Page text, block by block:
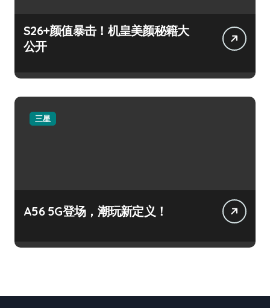
S26+颜值暴击！机皇美颜秘籍大
公开
三星
A56 5G登场，潮玩新定义！